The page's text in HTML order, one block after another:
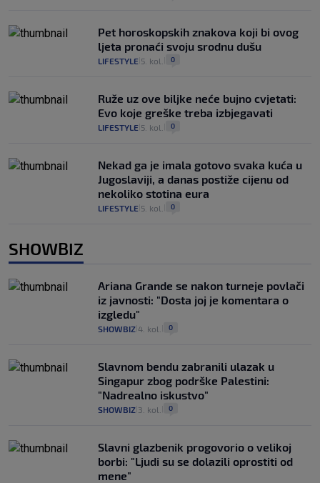
Pet horoskopskih znakova koji bi ovog
ljeta pronaći svoju srodnu dušu
LIFESTYLE 5. kol. 0
Ruže uz ove biljke neće bujno cvjetati:
Evo koje greške treba izbjegavati
LIFESTYLE 5. kol. 0
Nekad ga je imala gotovo svaka kuća u
Jugoslaviji, a danas postiže cijenu od
nekoliko stotina eura
LIFESTYLE 5. kol. 0
SHOWBIZ
Ariana Grande se nakon turneje povlači
iz javnosti: "Dosta joj je komentara o
izgledu"
SHOWBIZ 4. kol. 0
Slavnom bendu zabranili ulazak u
Singapur zbog podrške Palestini:
"Nadrealno iskustvo"
SHOWBIZ 3. kol. 0
Slavni glazbenik progovorio o velikoj
borbi: "Ljudi su se dolazili oprostiti od
mene"